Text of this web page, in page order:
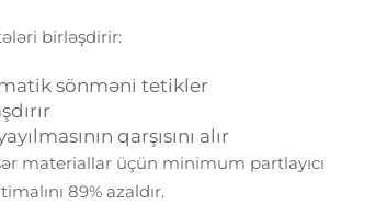
birləşdirir:
sönməni tetikler
qarşısını alır
materiallar üçün minimum partlayıcı
89% azaldır.